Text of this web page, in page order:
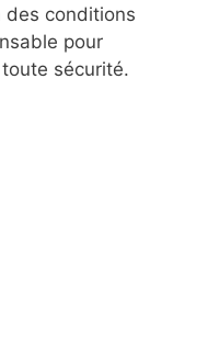
des conditions
pour
sécurité.